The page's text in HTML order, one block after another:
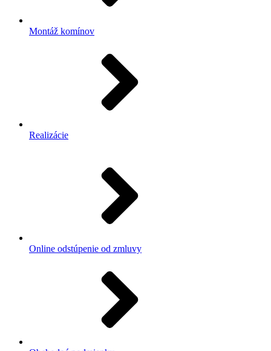
Montáž komínov
Realizácie
Online odstúpenie od zmluvy